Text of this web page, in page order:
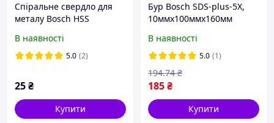
Спіральне свердло для
металу Bosch HSS
(2608577200)
В наявності
5.0 (2)
25₴
Купити
Бур Bosch SDS-plus-5X,
10ммx100ммx160мм
В наявності
5.0 (1)
185₴
194.74 ₴
Купити